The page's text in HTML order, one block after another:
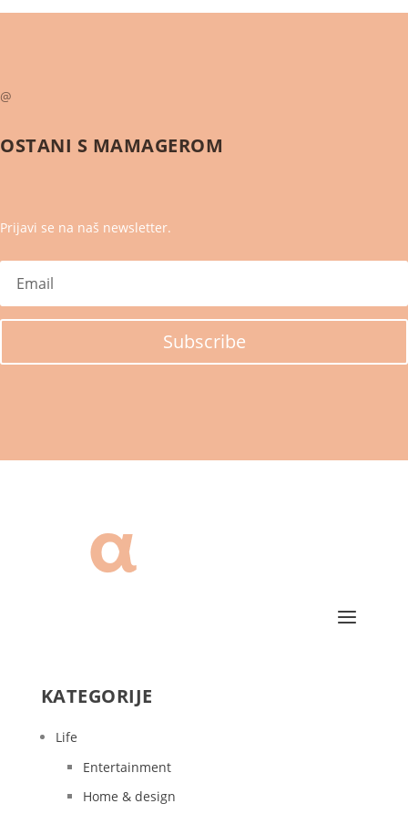
@
OSTANI S MAMAGEROM
Prijavi se na naš newsletter.
Subscribe
KATEGORIJE
Life
Entertainment
Home & design